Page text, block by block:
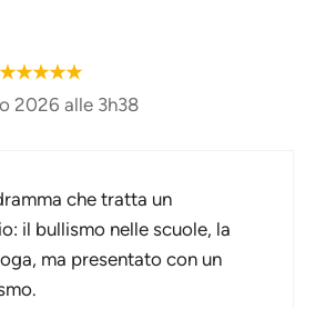
★★★★★
2026 alle 3h38
che tratta un
il bullismo nelle scuole, la
ma presentato con un